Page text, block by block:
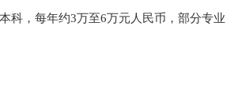
科，每年约3万至6万元人民币，部分专业